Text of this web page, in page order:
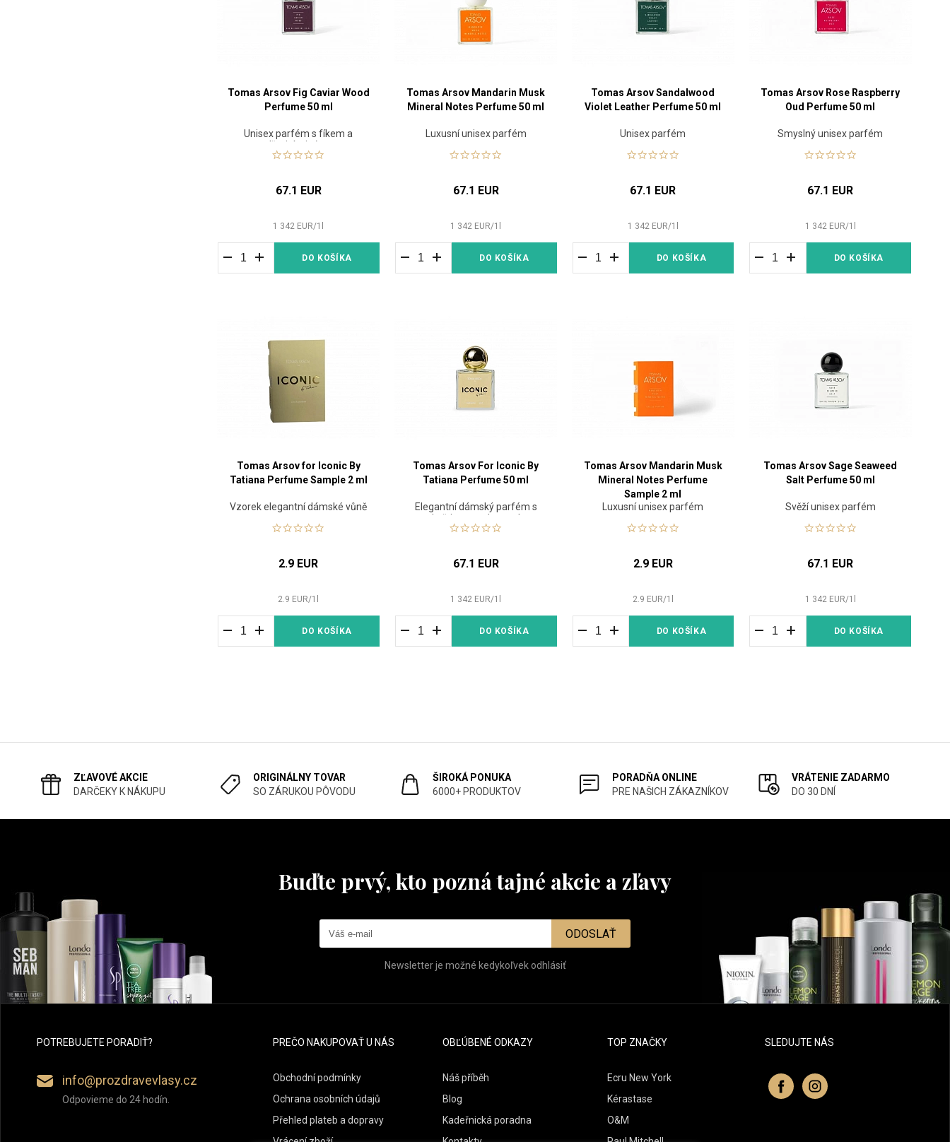
Tomas Arsov Fig Caviar Wood
Perfume 50 ml
Unisex parfém s fíkem a
dřevitými tóny.
67.1 EUR
1 342 EUR/1
DO KOŠÍKA
Tomas Arsov Mandarin Musk
Mineral Notes Perfume 50 ml
Luxusní unisex parfém
67.1 EUR
1 342 EUR/1
DO KOŠÍKA
Tomas Arsov Sandalwood
Violet Leather Perfume 50 ml
Unisex parfém
67.1 EUR
1 342 EUR/1
DO KOŠÍKA
Tomas Arsov Rose Raspberry
Oud Perfume 50 ml
Smyslný unisex parfém
67.1 EUR
1 342 EUR/1
DO KOŠÍKA
Tomas Arsov for Iconic By
Tatiana Perfume Sample 2 ml
Vzorek elegantní dámské vůně
2.9 EUR
2.9 EUR/1
DO KOŠÍKA
Tomas Arsov For Iconic By
Tatiana Perfume 50 ml
Elegantní dámský parfém s
květinovou elegancí
67.1 EUR
1 342 EUR/1
DO KOŠÍKA
Tomas Arsov Mandarin Musk
Mineral Notes Perfume
Sample 2 ml
Luxusní unisex parfém
2.9 EUR
2.9 EUR/1
DO KOŠÍKA
Tomas Arsov Sage Seaweed
Salt Perfume 50 ml
Svěží unisex parfém
67.1 EUR
1 342 EUR/1
DO KOŠÍKA
ZĽAVOVÉ AKCIE
DARČEKY K NÁKUPU
ORIGINÁLNY TOVAR
SO ZÁRUKOU PÔVODU
ŠIROKÁ PONUKA
6000+ PRODUKTOV
PORADŇA ONLINE
PRE NAŠICH ZÁKAZNÍKOV
VRÁTENIE ZADARMO
DO 30 DNÍ
Buďte prvý, kto pozná tajné akcie a zľavy
ODOSLAŤ
Newsletter je možné kedykoľvek odhlásiť
POTREBUJETE PORADIŤ?
info@prozdravevlasy.cz
Odpovieme do 24 hodín.
PREČO NAKUPOVAŤ U NÁS
Obchodní podmínky
Ochrana osobních údajů
Přehled plateb a dopravy
OBĽÚBENÉ ODKAZY
Náš příběh
Blog
Kadeřnická poradna
TOP ZNAČKY
Ecru New York
Kérastase
O&M
SLEDUJTE NÁS